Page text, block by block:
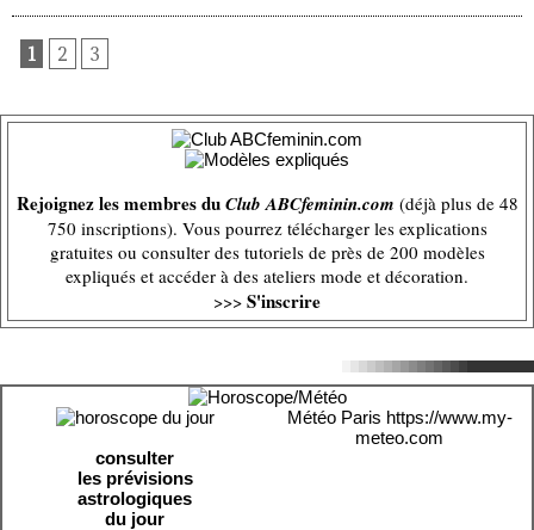
1 2 3
Rejoignez les membres duClub ABCfeminin.com (déjà plus de 48
750 inscriptions). Vous pourrez télécharger les explications
gratuites ou consulter des tutoriels de près de 200 modèles
expliqués et accéder à des ateliers mode et décoration.
>>> S'inscrire
consulter
les prévisions
astrologiques
du jour
Météo Paris https://www.my-
meteo.com